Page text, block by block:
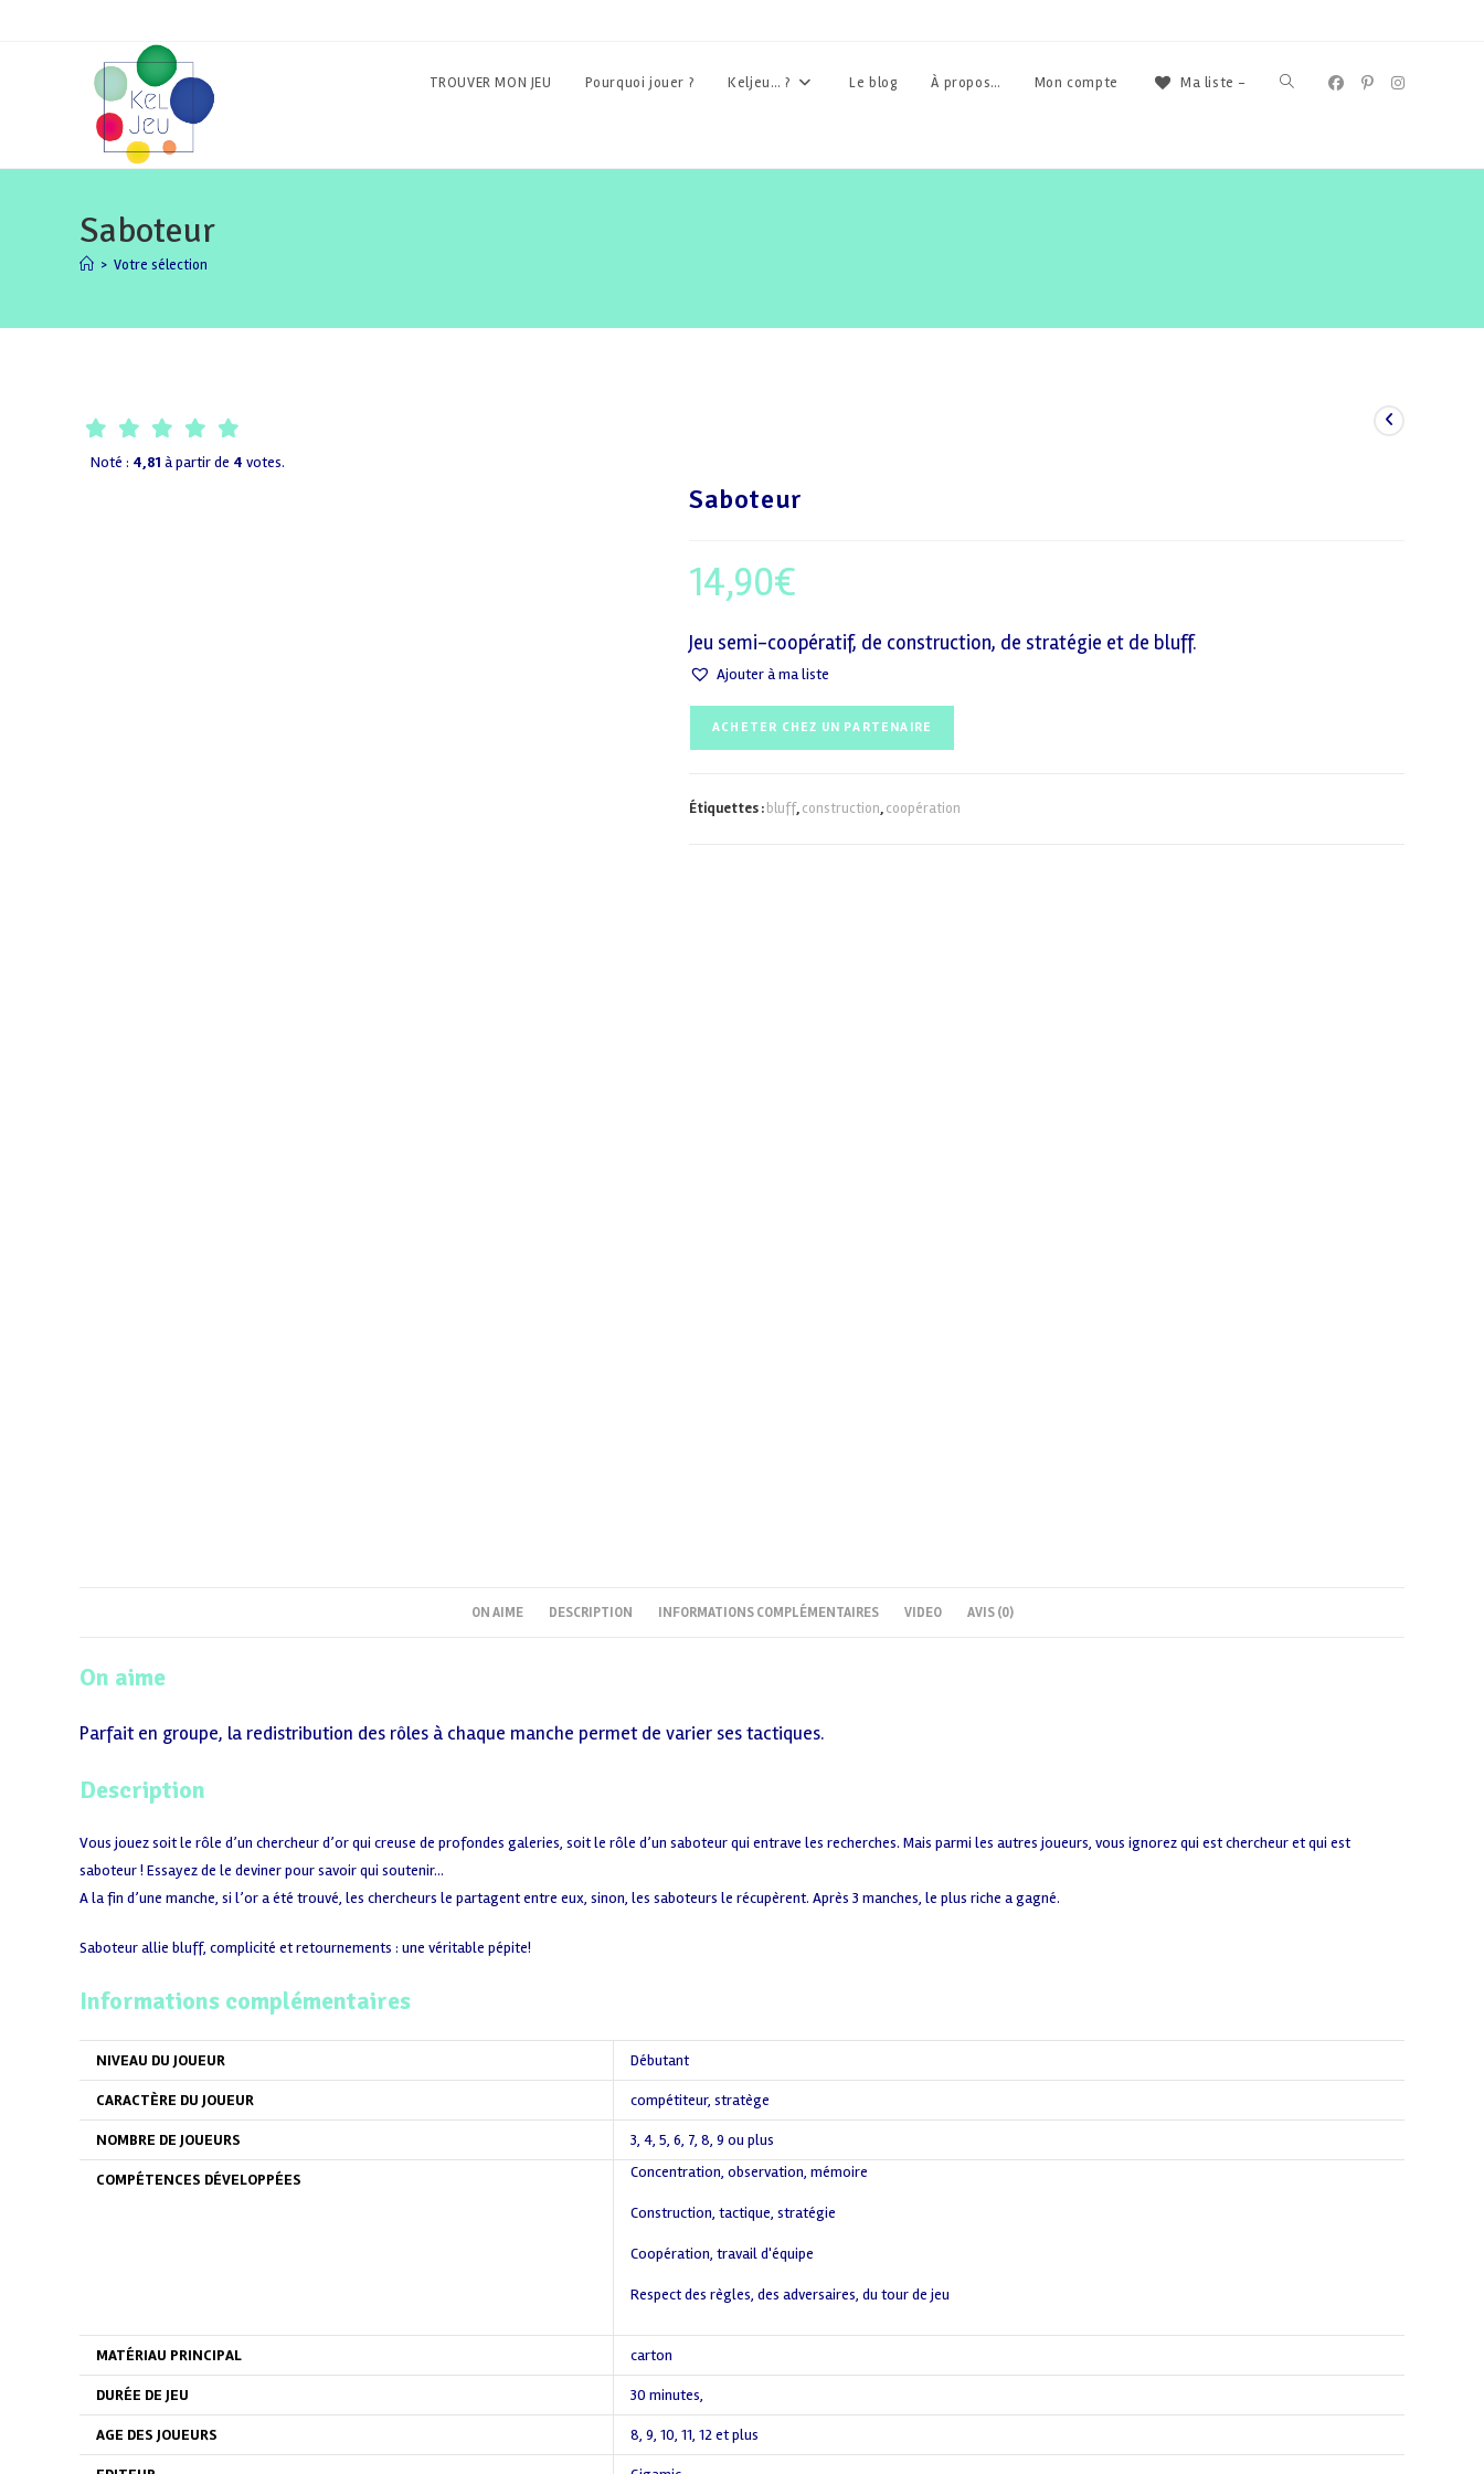
TROUVER MON JEU Pourquoi jouer ? Keljeu… ? Le blog À propos… Mon compte Ma liste - Toggle
Saboteur
> Votre sélection
Noté : 4,81 à partir de 4 votes.
Saboteur
14,90€
Jeu semi-coopératif, de construction, de stratégie et de bluff.
Ajouter à ma liste
ACHETER CHEZ UN PARTENAIRE
Étiquettes :bluff,construction,coopération
ON AIME DESCRIPTION INFORMATIONS COMPLÉMENTAIRES VIDEO AVIS (0)
On aime
Parfait en groupe, la redistribution des rôles à chaque manche permet de varier ses tactiques.
Description
Vous jouez soit le rôle d’un chercheur d’or qui creuse de profondes galeries, soit le rôle d’un saboteur qui entrave les recherches. Mais parmi les autres joueurs, vous ignorez qui est chercheur et qui est
saboteur ! Essayez de le deviner pour savoir qui soutenir…
A la fin d’une manche, si l’or a été trouvé, les chercheurs le partagent entre eux, sinon, les saboteurs le récupèrent. Après 3 manches, le plus riche a gagné.
Saboteur allie bluff, complicité et retournements : une véritable pépite!
Informations complémentaires
NIVEAU DU JOUEUR Débutant
CARACTÈRE DU JOUEUR compétiteur, stratège
NOMBRE DE JOUEURS 3, 4, 5, 6, 7, 8, 9 ou plus
COMPÉTENCES DÉVELOPPÉES
Concentration, observation, mémoire
Construction, tactique, stratégie
Coopération, travail d'équipe
Respect des règles, des adversaires, du tour de jeu
MATÉRIAU PRINCIPAL carton
DURÉE DE JEU 30 minutes,
AGE DES JOUEURS 8, 9, 10, 11, 12 et plus